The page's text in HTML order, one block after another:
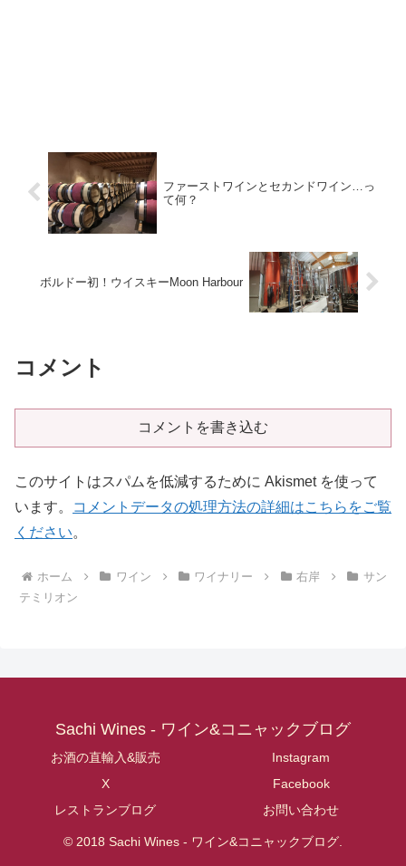
ファーストワインとセカンドワイン…っ
て何？
ボルドー初！ウイスキーMoon Harbour
コメント
コメントを書き込む
このサイトはスパムを低減するために Akismet を使って
います。
コメントデータの処理方法の詳細はこちらをご覧
ください。
ホーム ワイン ワイナリー 右岸
サン
テミリオン
Sachi Wines - ワイン&コニャックブログ
お酒の直輸入&販売
Instagram
X
Facebook
レストランブログ
お問い合わせ
© 2018 Sachi Wines - ワイン&コニャックブログ.